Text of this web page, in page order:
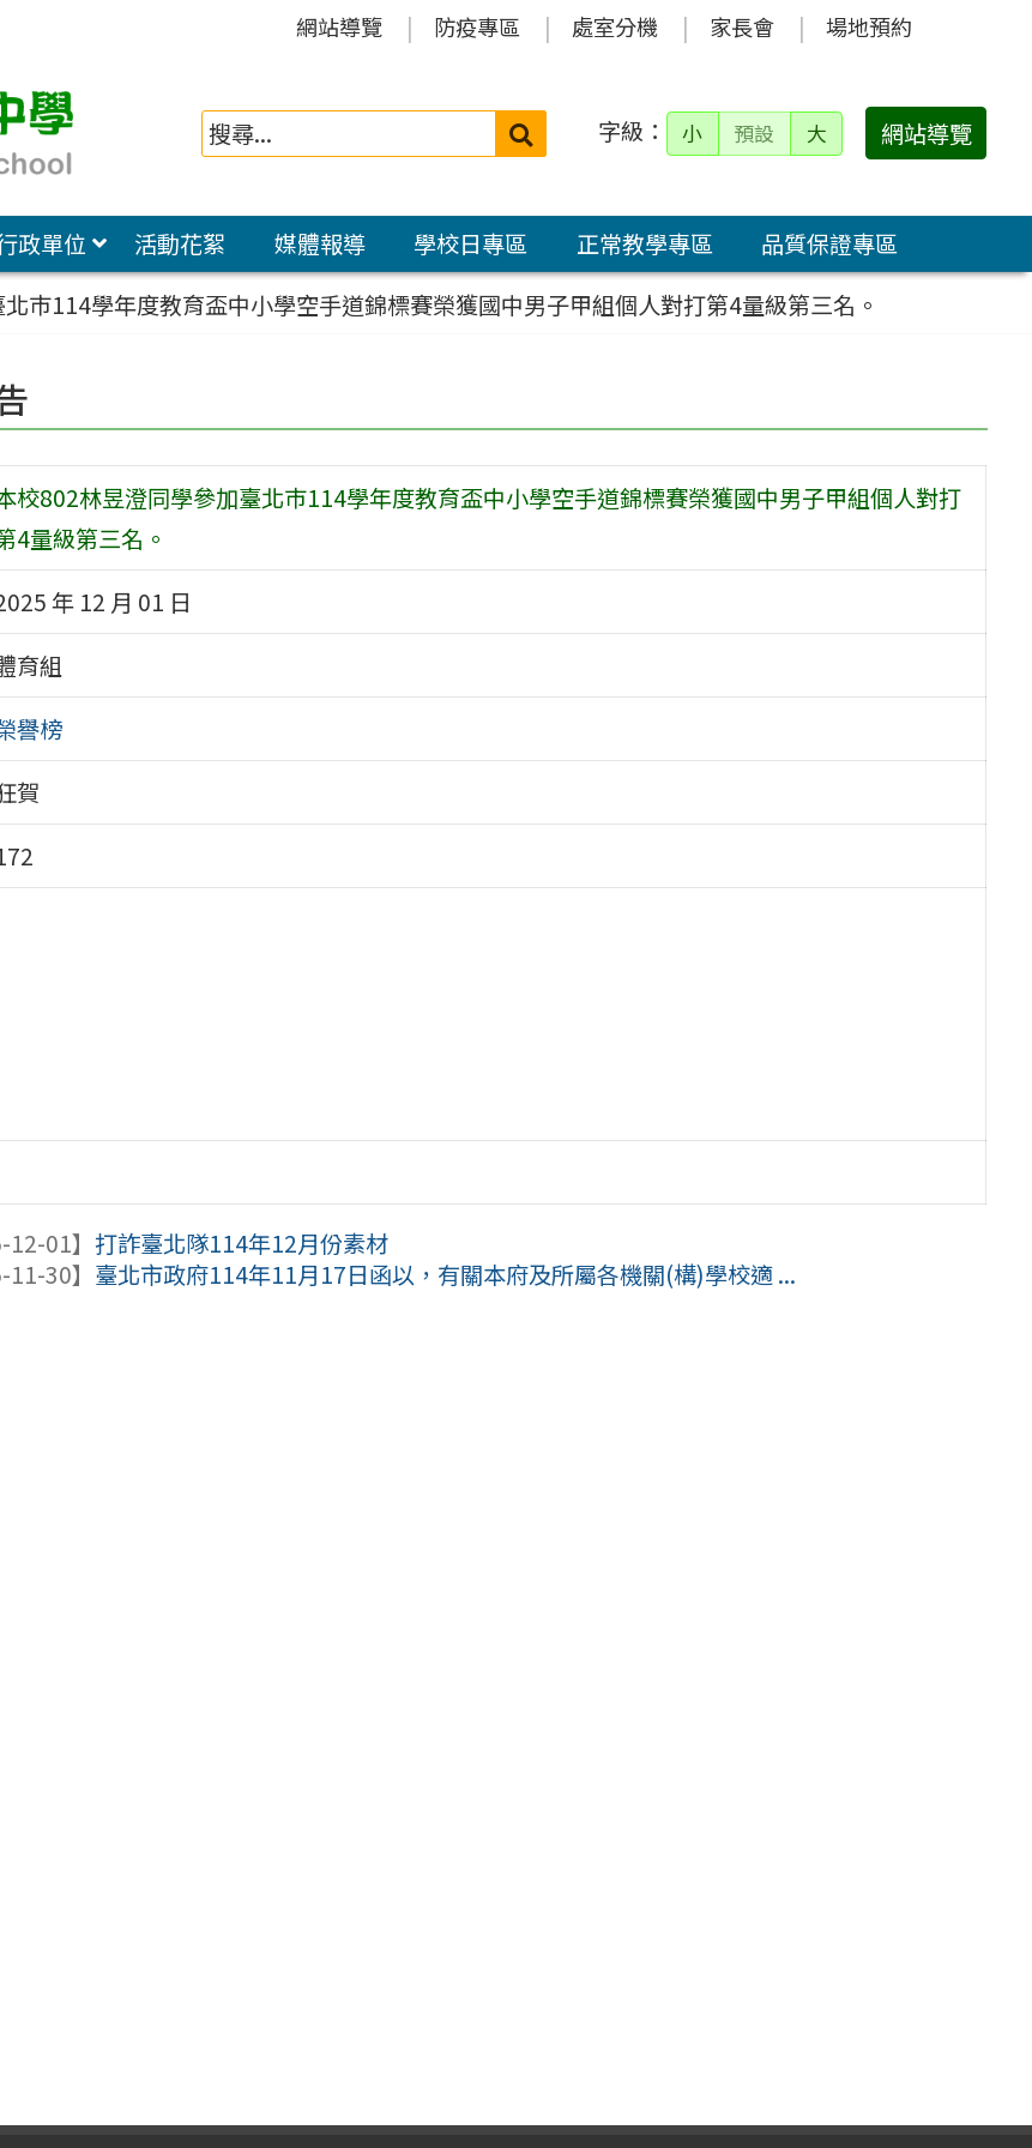
網站導覽 防疫專區 處室分機 家長會 場地預約
搜
字級： 小 預設 大 網站導覽
政單位 活動花絮 媒體報導 學校日專區 正常教學專區
品質保證專區
巿114學年度教育盃中小學空手道錦標賽榮獲國中男子甲組個人對打第4量級第三名。
校802林昱澄同學參加臺北巿114學年度教育盃中小學空手道錦標賽榮獲國中男子甲組個人對打
4量級第三名。
年 12 月 01 日
育組
譽榜
賀
12-01】打詐臺北隊114年12月份素材
11-30】 臺北市政府114年11月17日函以，有關本府及所屬各機關(構)學校適 ...